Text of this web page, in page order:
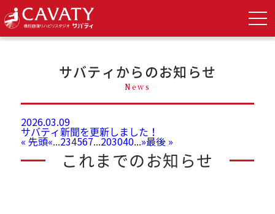
TOP>admin の記事
サバティからのお知らせ
News
2026.03.09
サバティ新聞を更新しました！
« 先頭«...234567...203040...»最後 »
これまでのお知らせ